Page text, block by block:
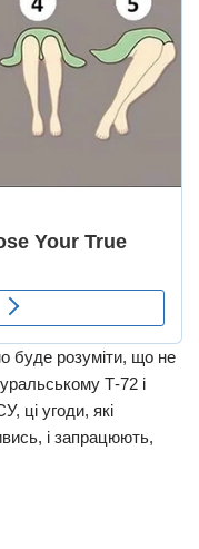
буде розуміти, що не
Т-72 і
ці угоди, які
і запрацюють,